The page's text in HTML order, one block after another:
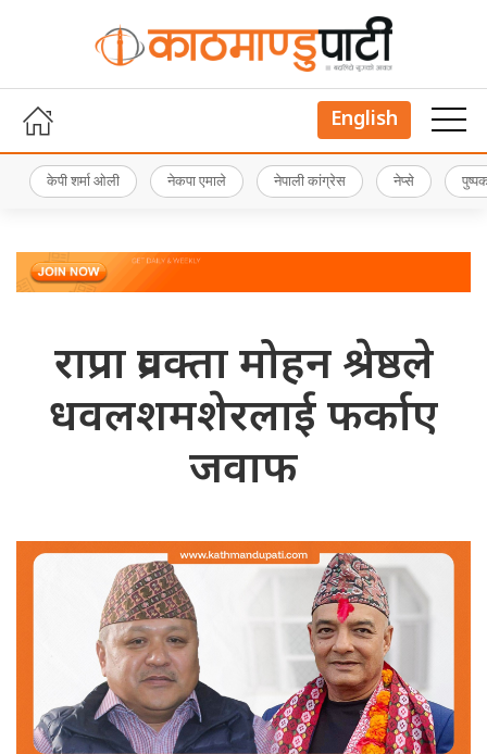
English
केपी शर्मा ओली नेकपा एमाले नेपाली कांग्रेस नेप्से
राप्रपा प्रवक्ता मोहन श्रेष्ठले
धवलशमशेरलाई फर्काए
जवाफ